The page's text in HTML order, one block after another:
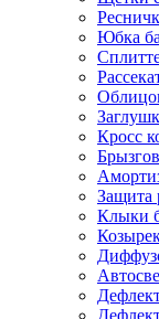
Юбка
Кросс
Защита
Клыки